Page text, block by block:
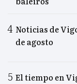
Noticias de
de agosto
El tiempo en